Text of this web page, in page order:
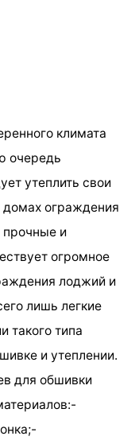
климата
очередь
утеплить свои
ограждения
и
огромное
лоджий и
лишь легкие
такого типа
и утеплении.
для обшивки